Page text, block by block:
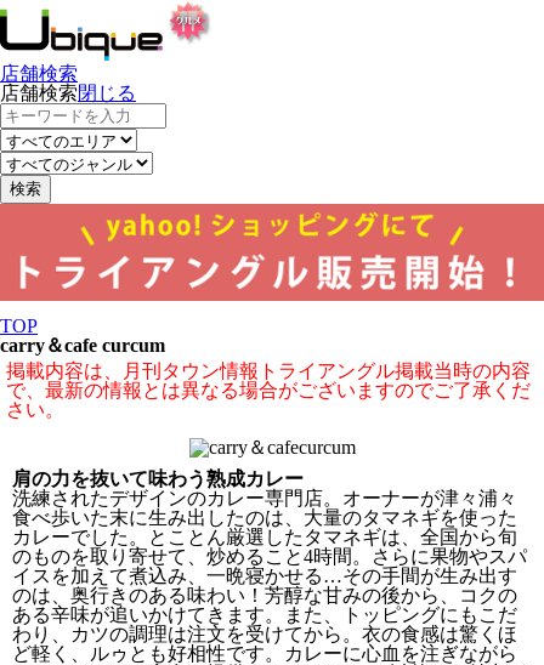
店舗検索
店舗検索閉じる
検索
TOP
carry＆cafe curcum
掲載内容は、月刊タウン情報トライアングル掲載当時の内容
で、最新の情報とは異なる場合がございますのでご了承くだ
さい。
肩の力を抜いて味わう熟成カレー
洗練されたデザインのカレー専門店。オーナーが津々浦々
食べ歩いた末に生み出したのは、大量のタマネギを使った
カレーでした。とことん厳選したタマネギは、全国から旬
のものを取り寄せて、炒めること4時間。さらに果物やスパ
イスを加えて煮込み、一晩寝かせる…その手間が生み出す
のは、奥行きのある味わい！芳醇な甘みの後から、コクの
ある辛味が追いかけてきます。また、トッピングにもこだ
わり、カツの調理は注文を受けてから。衣の食感は驚くほ
ど軽く、ルゥとも好相性です。カレーに心血を注ぎながら